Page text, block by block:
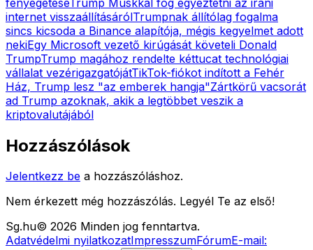
internet visszaállításárólTrumpnak állítólag fogalma
sincs kicsoda a Binance alapítója, mégis kegyelmet adott
nekiEgy Microsoft vezető kirúgását követeli Donald
TrumpTrump magához rendelte kéttucat technológiai
vállalat vezérigazgatójátTikTok-fiókot indított a Fehér
Ház, Trump lesz "az emberek hangja"Zártkörű vacsorát
ad Trump azoknak, akik a legtöbbet veszik a
kriptovalutájából
Hozzászólások
Jelentkezz be a hozzászóláshoz.
Nem érkezett még hozzászólás. Legyél Te az első!
Sg.hu© 2026 Minden jog fenntartva.
Adatvédelmi nyilatkozatImpresszumFórumE-mail: